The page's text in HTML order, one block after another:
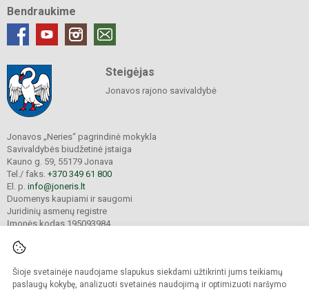
Šioje svetainėje naudojame slapukus siekdami užtikrinti jums teikiamų
paslaugų kokybę, analizuoti svetainės naudojimą ir optimizuoti naršymo
Bendraukime
Steigėjas
Jonavos rajono savivaldybė
Jonavos „Neries“ pagrindinė mokykla
Savivaldybės biudžetinė įstaiga
Kauno g. 59, 55179 Jonava
Tel./ faks. +370 349 61 800
El. p. info@joneris.lt
Duomenys kaupiami ir saugomi
Juridinių asmenų registre
Įmonės kodas 195093984
© 2024. Jonavos „Neries“ pagrindinė mokykla. Visos teisės saugomos.
Kopijuoti turinį be raštiško įstaigos administracijos sutikimo griežtai draudžiama.